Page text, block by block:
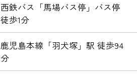
西鉄バス「馬場バス停」バス停
徒歩1分
鹿児島本線「羽犬塚」駅 徒歩94
分